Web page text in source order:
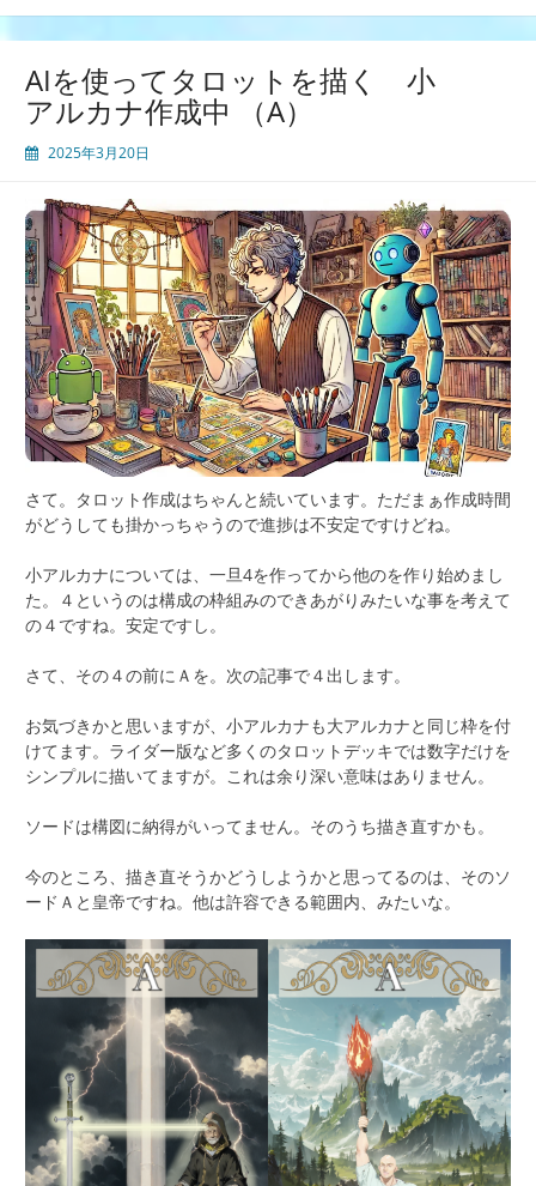
AIを使ってタロットを描く 小
アルカナ作成中 （A）
2025年3月20日
さて。タロット作成はちゃんと続いています。ただまぁ作成時間
がどうしても掛かっちゃうので進捗は不安定ですけどね。
小アルカナについては、一旦4を作ってから他のを作り始めまし
た。４というのは構成の枠組みのできあがりみたいな事を考えて
の４ですね。安定ですし。
さて、その４の前にＡを。次の記事で４出します。
お気づきかと思いますが、小アルカナも大アルカナと同じ枠を付
けてます。ライダー版など多くのタロットデッキでは数字だけを
シンプルに描いてますが。これは余り深い意味はありません。
ソードは構図に納得がいってません。そのうち描き直すかも。
今のところ、描き直そうかどうしようかと思ってるのは、そのソ
ードＡと皇帝ですね。他は許容できる範囲内、みたいな。